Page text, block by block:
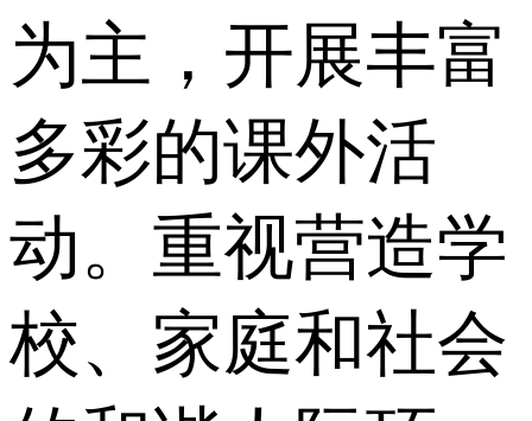
为主，开展丰富
多彩的课外活
动。重视营造学
校、家庭和社会